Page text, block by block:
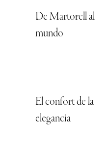
De Martorell al
mundo
El confort de la
elegancia